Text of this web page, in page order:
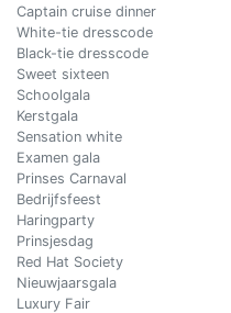
Captain cruise dinner
White-tie dresscode
Black-tie dresscode
Sweet sixteen
Schoolgala
Kerstgala
Sensation white
Examen gala
Prinses Carnaval
Bedrijfsfeest
Haringparty
Prinsjesdag
Red Hat Society
Nieuwjaarsgala
Luxury Fair